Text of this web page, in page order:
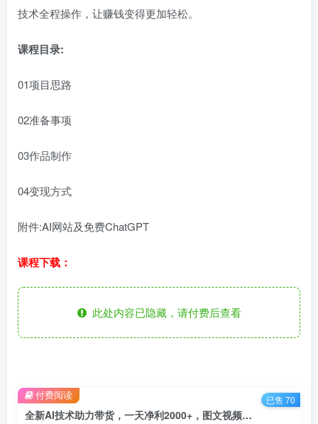
技术全程操作，让赚钱变得更加轻松。
课程目录:
01项目思路
02准备事项
03作品制作
04变现方式
附件:AI网站及免费ChatGPT
课程下载：
此处内容已隐藏，请付费后查看
全新AI技术助力带货，一天净利2000+，图文视频制作简化到极致！
付费阅读 已售 70